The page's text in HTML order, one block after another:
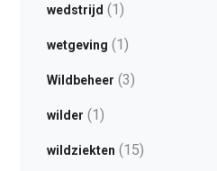
wedstrijd (1)
wetgeving (1)
Wildbeheer (3)
wilder (1)
wildziekten (15)